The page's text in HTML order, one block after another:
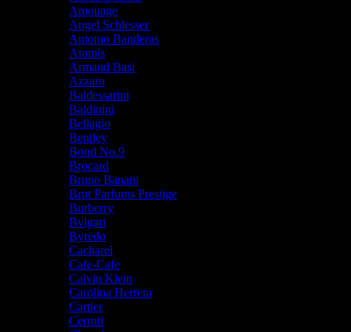
Amouage
Angel Schlesser
Antonio Banderas
Aramis
Armand Basi
Azzaro
Baldessarini
Baldinini
Bellagio
Bentley
Bond No.9
Brocard
Bruno Banani
Brut Parfums Prestige
Burberry
Bvlgari
Byredo
Cacharel
Cafe-Cafe
Calvin Klein
Carolina Herrera
Cartier
Cerruti